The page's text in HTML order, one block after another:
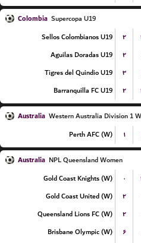
Colombia Supercopa U19
Sellos Colombianos U19
۲
Aguilas Doradas U19
۲
Tigres del Quindio U19
۳
Barranquilla FC U19
۲
Australia Western Australia Division 1
Perth AFC (W)
۱
Australia NPL Queensland Women
Gold Coast Knights (W)
۰
Gold Coast United (W)
۲
Queensland Lions FC (W)
۲
Brisbane Olympic (W)
۶